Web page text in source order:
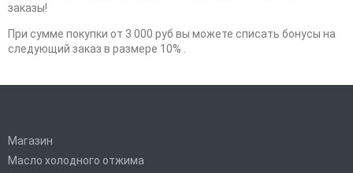
заказы!
При сумме покупки от 3 000 руб вы можете списать бонусы на
следующий заказ в размере 10% .
Магазин
Масло холодного отжима